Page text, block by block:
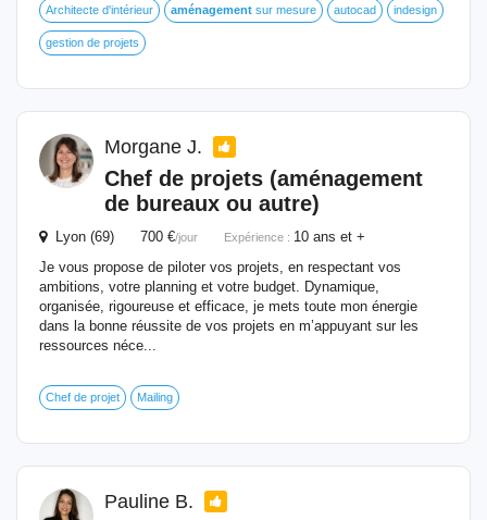
Architecte d'intérieur aménagement sur mesure autocad indesign
gestion de projets
Morgane J.
Chef de projets (aménagement
de bureaux ou autre)
Lyon (69) 700 €/jour Expérience : 10 ans et +
Je vous propose de piloter vos projets, en respectant vos
ambitions, votre planning et votre budget. Dynamique,
organisée, rigoureuse et efficace, je mets toute mon énergie
dans la bonne réussite de vos projets en m’appuyant sur les
ressources néce...
Chef de projet Mailing
Pauline B.